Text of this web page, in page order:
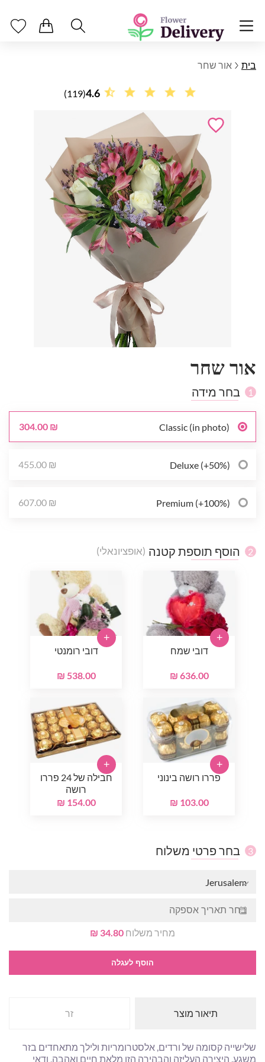
בית אור שחר
4.6
(119)
אור שחר
1 בחר מידה
Classic (in photo)
304.00 ₪
Deluxe (+50%)
455.00 ₪
Premium (+100%)
607.00 ₪
2 הוסף תוספת קטנה (אופציונאלי)
דובי שמח
636.00 ₪
+
דובי רומנטי
538.00 ₪
+
פררו רושה בינוני
103.00 ₪
+
חבילה של 24 פררו
רושה
154.00 ₪
+
3 בחר פרטי משלוח
Jerusalem
מחיר משלוח 34.80 ₪
הוסף לעגלה
תיאור מוצר זר
שלישייה קסומה של ורדים, אלסטרומריות ולילך מתאחדים בזר
משגע. היצירה העליזה והבהירה הזו מלאת חיים ואהבה, ודאי